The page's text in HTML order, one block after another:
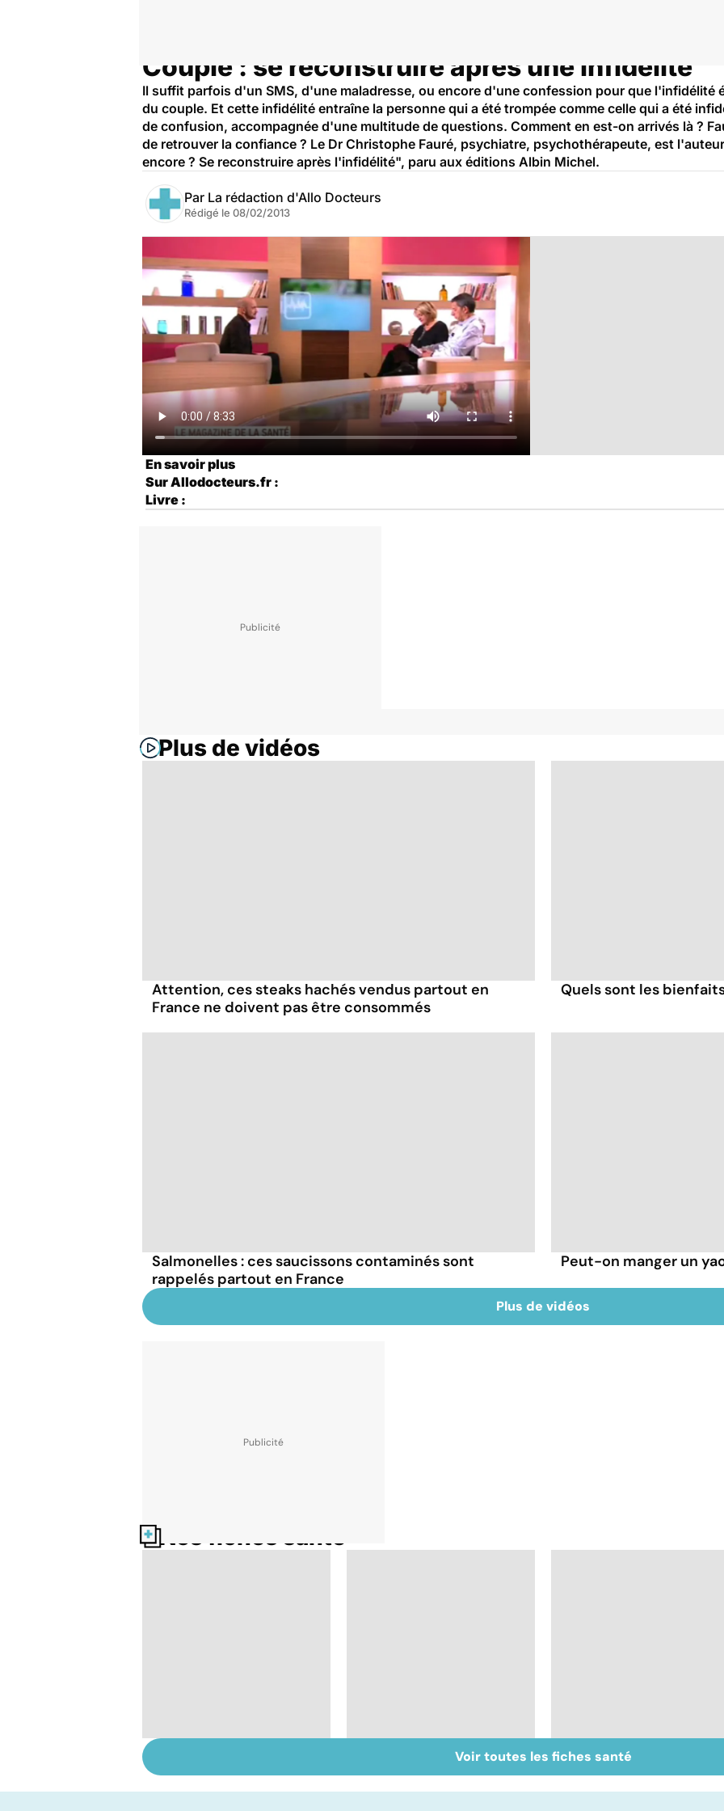
Couple : se reconstruire après une infidélité
Il suffit parfois d'un SMS, d'une maladresse, ou encore d'une confession pour que l'infidélité
du couple. Et cette infidélité entraîne la personne qui a été trompée comme celle qui a été
de confusion, accompagnée d'une multitude de questions. Comment en est-on arrivés là ?
de retrouver la confiance ? Le Dr Christophe Fauré, psychiatre, psychothérapeute, est
encore ? Se reconstruire après l'infidélité", paru aux éditions Albin Michel.
Par La rédaction d'Allo Docteurs
Rédigé le 08/02/2013
En savoir plus
Sur Allodocteurs.fr :
Livre :
Plus de vidéos
Attention, ces steaks hachés vendus partout en
France ne doivent pas être consommés
Quels sont les
Salmonelles : ces saucissons contaminés sont
rappelés partout en France
Peut-on manger un
Plus de vidéos
Nos fiches santé
infections
Inflammation des
amygdales : que faire
Suicide : prévenir le
passage à l'acte
Voir toutes les fiches santé